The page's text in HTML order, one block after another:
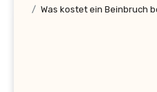
Was kostet ein Beinbruch